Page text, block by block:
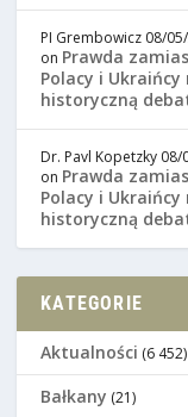
PI Grembowicz 08/
on Prawda
Polacy i Ukraińcy
historyczną
Dr. Pavl Kopetzky 08/
on Prawda
Polacy i Ukraińcy
historyczną
KATEGORIE
Aktualności (6 452)
Bałkany (21)